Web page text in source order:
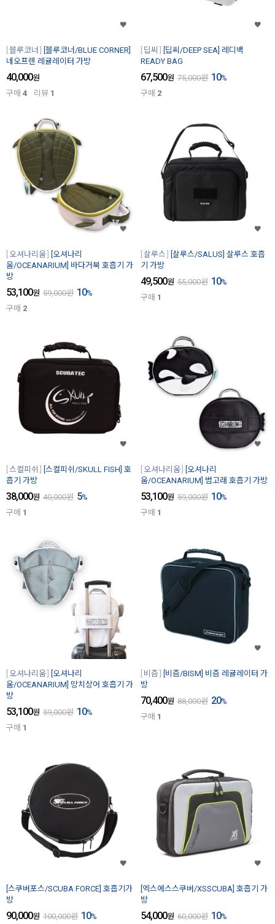
블루코너
[블루코너/BLUE CORNER]
네오프렌 레귤레이터 가방
40,000원
구매 4 리뷰 1
딥씨
[딥씨/DEEP SEA] 레디백
READY BAG
67,500원 75,000원 10%
구매 2
오셔나리움
[오셔나리
움/OCEANARIUM] 바다거북 호흡기 가
방
53,100원 59,000원 10%
구매 2
살루스
[살루스/SALUS] 살루스 호흡
기 가방
49,500원 55,000원 10%
구매 1
스컬피쉬
[스컬피쉬/SKULL FISH] 호
흡기 가방
38,000원 40,000원 5%
구매 1
오셔나리움
[오셔나리
움/OCEANARIUM] 범고래 호흡기 가방
53,100원 59,000원 10%
구매 1
오셔나리움
[오셔나리
움/OCEANARIUM] 망치상어 호흡기 가
방
53,100원 59,000원 10%
구매 1
비즘
[비즘/BISM] 비즘 레귤레이터 가
방
70,400원 88,000원 20%
구매 1
[스쿠버포스/SCUBA FORCE] 호흡기가
방
90,000원 100,000원 10%
[엑스에스스쿠버/XSSCUBA] 호흡기 가
방
54,000원 60,000원 10%